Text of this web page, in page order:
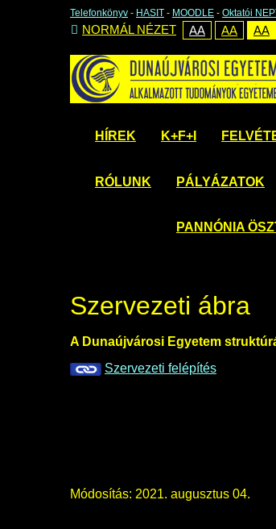
Telefonkönyv - HASIT - MOODLE - Oktatói
NORMÁL NÉZET AA AA AA
HÍREK K+F+I
RÓLUNK PÁLYÁZATOK
PANNÓNIA
Szervezeti ábra
A Dunaújvárosi Egyetem
Szervezeti felépítés
Módosítás: 2021. augusztus 04.